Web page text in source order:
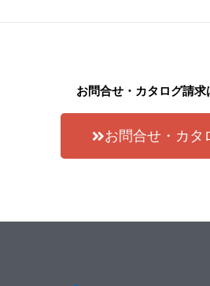
お問合せ・カタログ請求
お問合せ・カタ